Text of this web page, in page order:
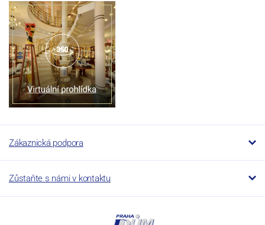
Zákaznická podpora
Zůstaňte s námi v kontaktu